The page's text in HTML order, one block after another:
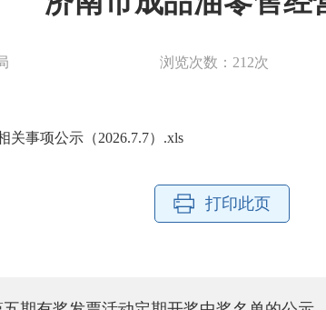
浏览次数： 212次
关事项公示（2026.7.7）.xls
打印此页